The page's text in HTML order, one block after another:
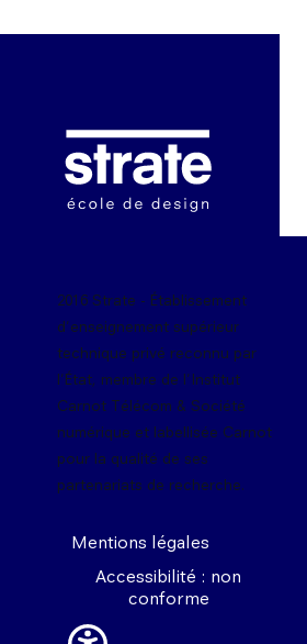
Image
2016 Strate - Établissement
d'enseignement supérieur
technique privé reconnu par
l'État, membre de l'Institut
Carnot Télécom & Société
numérique et labellisée Carnot
pour la qualité de ses
partenariats de recherche.
Mentions légales
Accessibilité : non
conforme